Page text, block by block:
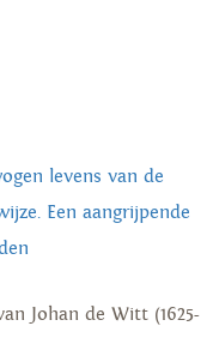
levens van de
Een aangrijpende
Johan de Witt (1625-